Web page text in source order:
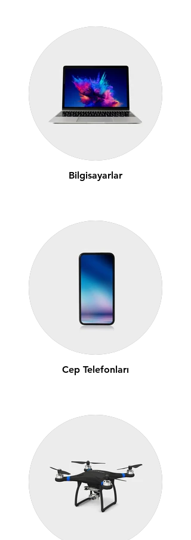
Bilgisayarlar
Cep Telefonları